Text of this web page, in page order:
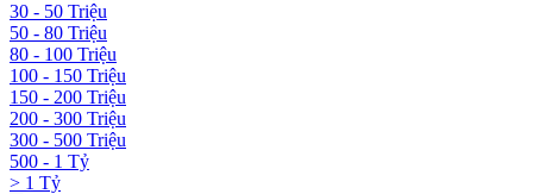
30 - 50 Triệu
50 - 80 Triệu
80 - 100 Triệu
100 - 150 Triệu
150 - 200 Triệu
200 - 300 Triệu
300 - 500 Triệu
500 - 1 Tỷ
> 1 Tỷ